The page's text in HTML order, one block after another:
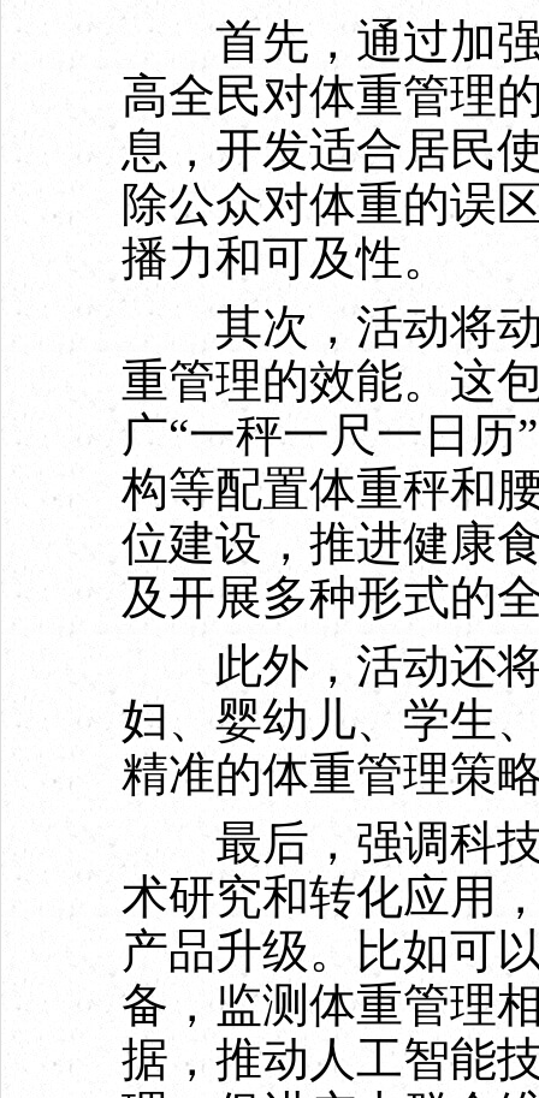
首先，通过加强
高全民对体重管理
息，开发适合居民
除公众对体重的误
播力和可及性。
其次，活动将动
重管理的效能。这
广“一秤一尺一日历
构等配置体重秤和
位建设，推进健康
及开展多种形式的
此外，活动还将
妇、婴幼儿、学生
精准的体重管理策
最后，强调科技
术研究和转化应用
产品升级。比如可
备，监测体重管理
据，推动人工智能